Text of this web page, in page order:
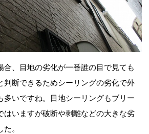
合、目地の劣化が一番誰の目で見ても
判断できるためシーリングの劣化で外
多いですね。目地シーリングもブリー
はいますが破断や剥離などの大きな劣
。